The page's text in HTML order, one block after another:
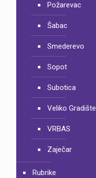
Požarevac
Šabac
Smederevo
Sopot
Subotica
Veliko Gradište
VRBAS
Zaječar
Rubrike